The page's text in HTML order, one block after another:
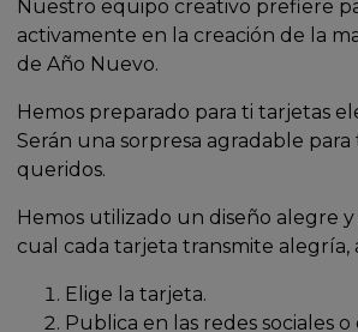
Nuestro equipo creativo prefiere
activamente en la creación de la
de Año Nuevo.
Hemos preparado para ti tarjetas
Serán una sorpresa agradable para
queridos.
Hemos utilizado un diseño alegre y
cual cada tarjeta transmite alegría,
Elige la tarjeta.
Publica en las redes sociales